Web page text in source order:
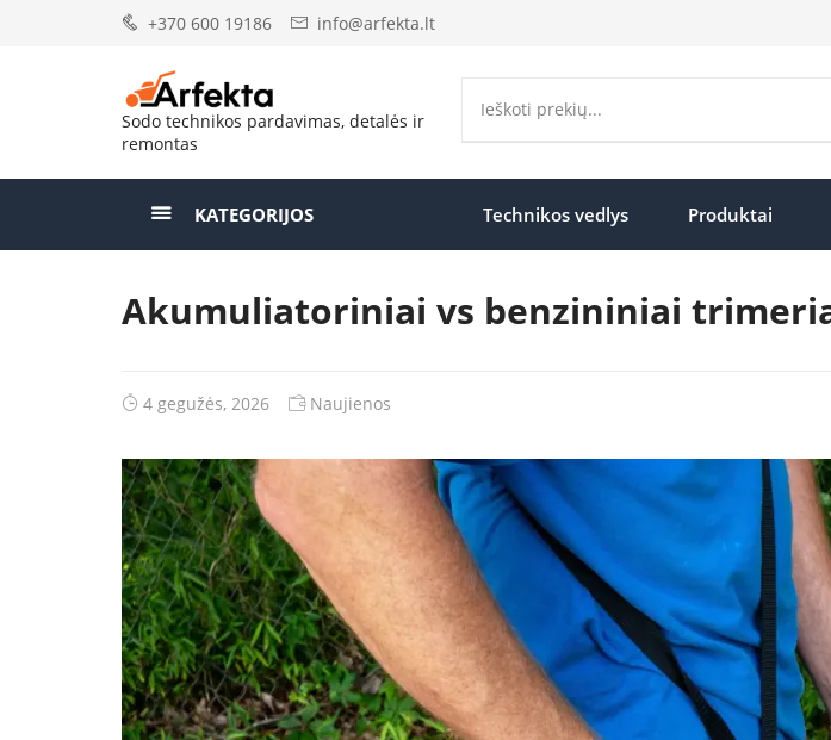
+370 600 19186 info@arfekta.lt
Sodo technikos pardavimas, detalės ir
remontas
KATEGORIJOS Technikos vedlys Produktai
Akumuliatoriniai vs benzininiai
4 gegužės, 2026 Naujienos